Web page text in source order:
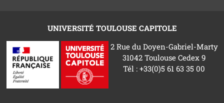
UNIVERSITÉ TOULOUSE CAPITOLE
2 Rue du Doyen-Gabriel-Marty
31042 Toulouse Cedex 9
Tél : +33(0)5 61 63 35 00